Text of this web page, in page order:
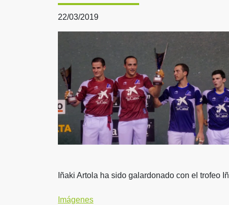
22/03/2019
Iñaki Artola ha sido galardonado con el trofeo
Imágenes